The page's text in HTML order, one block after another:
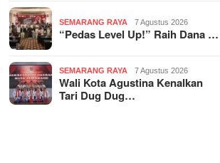
SEMARANG RAYA 7 Agustus 2026
“Pedas Level Up!” Raih Dana …
SEMARANG RAYA 7 Agustus 2026
Wali Kota Agustina Kenalkan
Tari Dug Dug…